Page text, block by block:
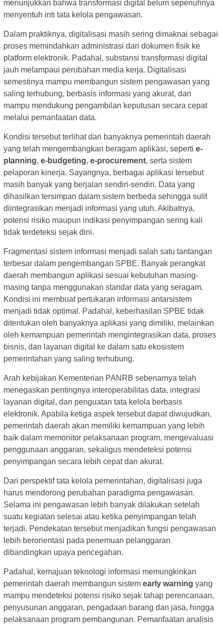
menunjukkan bahwa transformasi digital belum sepenuhnya
menyentuh inti tata kelola pengawasan.
Dalam praktiknya, digitalisasi masih sering dimaknai sebagai
proses memindahkan administrasi dari dokumen fisik ke
platform elektronik. Padahal, substansi transformasi digital
jauh melampaui perubahan media kerja. Digitalisasi
semestinya mampu membangun sistem pengawasan yang
saling terhubung, berbasis informasi yang akurat, dan
mampu mendukung pengambilan keputusan secara cepat
melalui pemanfaatan data.
Kondisi tersebut terlihat dari banyaknya pemerintah daerah
yang telah mengembangkan beragam aplikasi, seperti e-
planning, e-budgeting, e-procurement, serta sistem
pelaporan kinerja. Sayangnya, berbagai aplikasi tersebut
masih banyak yang berjalan sendiri-sendiri. Data yang
dihasilkan tersimpan dalam sistem berbeda sehingga sulit
diintegrasikan menjadi informasi yang utuh. Akibatnya,
potensi risiko maupun indikasi penyimpangan sering kali
tidak terdeteksi sejak dini.
Fragmentasi sistem informasi menjadi salah satu tantangan
terbesar dalam pengembangan SPBE. Banyak perangkat
daerah membangun aplikasi sesuai kebutuhan masing-
masing tanpa menggunakan standar data yang seragam.
Kondisi ini membuat pertukaran informasi antarsistem
menjadi tidak optimal. Padahal, keberhasilan SPBE tidak
ditentukan oleh banyaknya aplikasi yang dimiliki, melainkan
oleh kemampuan pemerintah mengintegrasikan data, proses
bisnis, dan layanan digital ke dalam satu ekosistem
pemerintahan yang saling terhubung.
Arah kebijakan Kementerian PANRB sebenarnya telah
menegaskan pentingnya interoperabilitas data, integrasi
layanan digital, dan penguatan tata kelola berbasis
elektronik. Apabila ketiga aspek tersebut dapat diwujudkan,
pemerintah daerah akan memiliki kemampuan yang lebih
baik dalam memonitor pelaksanaan program, mengevaluasi
penggunaan anggaran, sekaligus mendeteksi potensi
penyimpangan secara lebih cepat dan akurat.
Dari perspektif tata kelola pemerintahan, digitalisasi juga
harus mendorong perubahan paradigma pengawasan.
Selama ini pengawasan lebih banyak dilakukan setelah
suatu kegiatan selesai atau ketika penyimpangan telah
terjadi. Pendekatan tersebut menjadikan fungsi pengawasan
lebih berorientasi pada penemuan pelanggaran
dibandingkan upaya pencegahan.
Padahal, kemajuan teknologi informasi memungkinkan
pemerintah daerah membangun sistem early warning yang
mampu mendeteksi potensi risiko sejak tahap perencanaan,
penyusunan anggaran, pengadaan barang dan jasa, hingga
pelaksanaan program pembangunan. Pemanfaatan analisis